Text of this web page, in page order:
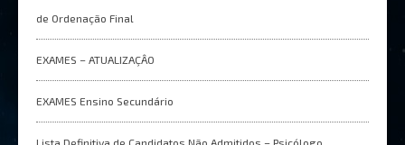
de Ordenação Final
EXAMES – ATUALIZAÇÂO
EXAMES Ensino Secundário
Lista Definitiva de Candidatos Não Admitidos – Psicólogo